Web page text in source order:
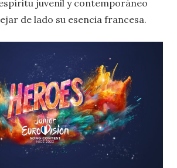
juvenil y contemporáneo
de lado su esencia francesa.